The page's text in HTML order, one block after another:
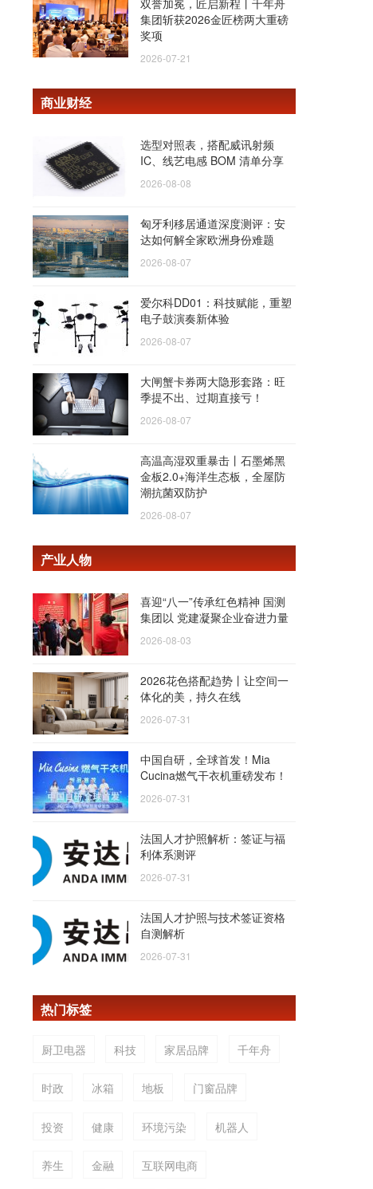
双誉加冕，匠启新程丨千年舟
集团斩获2026金匠榜两大重磅
奖项
2026-07-21
商业财经
选型对照表，搭配威讯射频
IC、线艺电感 BOM 清单分享
2026-08-08
匈牙利移居通道深度测评：安
达如何解全家欧洲身份难题
2026-08-07
爱尔科DD01：科技赋能，重塑
电子鼓演奏新体验
2026-08-07
大闸蟹卡券两大隐形套路：旺
季提不出、过期直接亏！
2026-08-07
高温高湿双重暴击丨石墨烯黑
金板2.0+海洋生态板，全屋防
潮抗菌双防护
2026-08-07
产业人物
喜迎“八一”传承红色精神 国测
集团以 党建凝聚企业奋进力量
2026-08-03
2026花色搭配趋势丨让空间一
体化的美，持久在线
2026-07-31
中国自研，全球首发！Mia
Cucina燃气干衣机重磅发布！
2026-07-31
法国人才护照解析：签证与福
利体系测评
2026-07-31
法国人才护照与技术签证资格
自测解析
2026-07-31
热门标签
厨卫电器 科技 家居品牌 千年舟
时政 冰箱 地板 门窗品牌
投资 健康 环境污染 机器人
养生 金融 互联网电商